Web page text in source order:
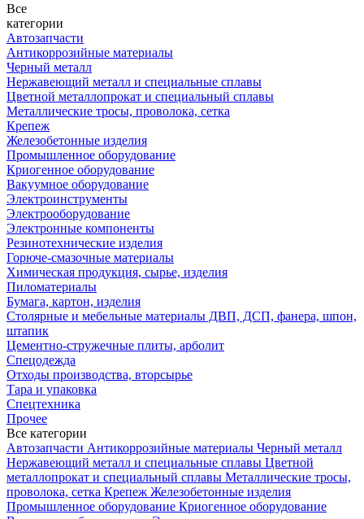
Все
категории
Автозапчасти
Антикоррозийные материалы
Черный металл
Нержавеющий металл и специальные сплавы
Цветной металлопрокат и специальный сплавы
Металлические тросы, проволока, сетка
Крепеж
Железобетонные изделия
Промышленное оборудование
Криогенное оборудование
Вакуумное оборудование
Электроинструменты
Электрооборудование
Электронные компоненты
Резинотехнические изделия
Горюче-смазочные материалы
Химическая продукция, сырье, изделия
Пиломатериалы
Бумага, картон, изделия
Столярные и мебельные материалы ДВП, ДСП, фанера, шпон,
штапик
Цементно-стружечные плиты, арболит
Спецодежда
Отходы производства, вторсырье
Тара и упаковка
Спецтехника
Прочее
Все категории
Автозапчасти Антикоррозийные материалы Черный металл
Нержавеющий металл и специальные сплавы Цветной
металлопрокат и специальный сплавы Металлические тросы,
проволока, сетка Крепеж Железобетонные изделия
Промышленное оборудование Криогенное оборудование